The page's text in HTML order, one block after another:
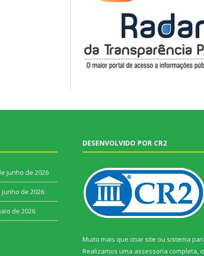
junho de 2026
junho de 2026
de 2026
DESENVOLVIDO POR CR2
Muito mais que criar site ou sistema
Realizamos uma assessoria completa,